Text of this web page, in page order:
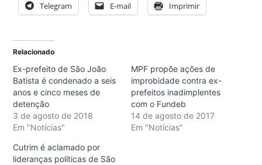
Telegram E-mail Imprimir
Relacionado
Ex-prefeito de São João
Batista é condenado a seis
anos e cinco meses de
detenção
3 de agosto de 2018
Em "Notícias"
MPF propõe ações de
improbidade contra ex-
prefeitos inadimplentes
com o Fundeb
14 de agosto de 2017
Em "Notícias"
Cutrim é aclamado por
lideranças políticas de São